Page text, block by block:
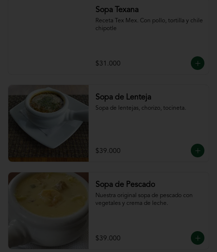
Sopa Texana
Receta Tex Mex. Con pollo, tortilla y chile
chipotle
$31.000
Sopa de Lenteja
Sopa de lentejas, chorizo, tocineta.
$39.000
Sopa de Pescado
Nuestra original sopa de pescado con
vegetales y crema de leche.
$39.000